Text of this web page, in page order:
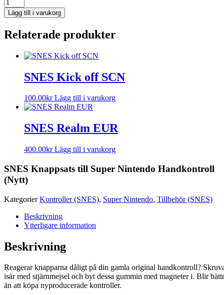
Lägg till i varukorg
Relaterade produkter
SNES Kick off SCN
100.00kr Lägg till i varukorg
SNES Realm EUR
400.00kr Lägg till i varukorg
SNES Knappsats till Super Nintendo Handkontroll
(Nytt)
Kategorier Kontroller (SNES), Super Nintendo, Tillbehör (SNES)
Beskrivning
Ytterligare information
Beskrivning
Reagerar knapparna dåligt på din gamla original handkontroll?
isär med stjärnmejsel och byt dessa gummin med magneter i. Blir
än att köpa nyproducerade kontroller.